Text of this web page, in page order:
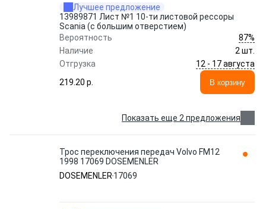
Лучшее предложение
13989871 Лист №1 10-ти листовой рессоры
Scania (c большим отверстием)
Вероятность
87%
Наличие
2 шт.
Отгрузка
12 - 17 августа
219.20 p.
В корзину
Показать еще 2 предложения
Трос переключения передач Volvo FM12
1998 17069 DOSEMENLER
DOSEMENLER 17069